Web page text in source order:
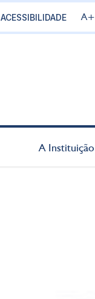
ACESSIBILIDADE A+
A Instituição